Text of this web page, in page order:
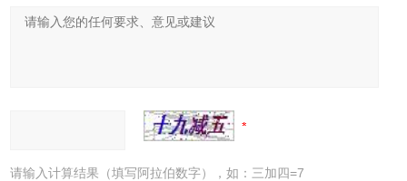
请输入计算结果（填写阿拉伯数字），如：三加四=7